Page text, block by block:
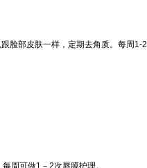
脸部皮肤一样，定期去角质。每周1-
周可做1－2次唇膜护理。